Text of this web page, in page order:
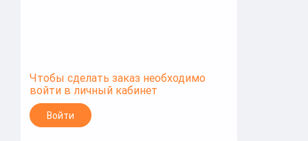
Чтобы сделать заказ необходимо
войти в личный кабинет
Войти